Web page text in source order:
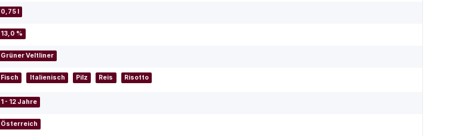
0,75 l
13,0 %
Grüner Veltliner
Fisch Italienisch Pilz Reis Risotto
1 - 12 Jahre
Österreich